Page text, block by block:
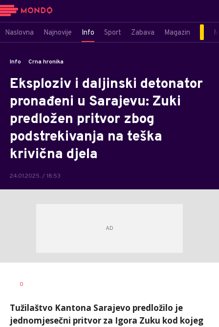
Naslovna Najnovije Info Sport Zabava Magazin
Info Crna hronika
Eksploziv i daljinski detonator
pronađeni u Sarajevu: Zuki
predložen pritvor zbog
podstrekivanja na teška
krivična djela
24.01.2025. / 18:53
AUTOR
0
Tužilaštvo Kantona Sarajevo predložilo je
jednomjesečni pritvor za Igora Zuku kod kojeg